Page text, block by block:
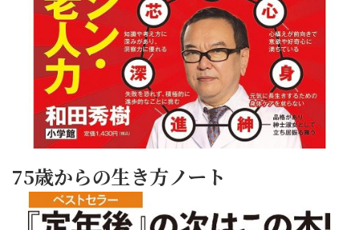
75歳からの生き方ノート